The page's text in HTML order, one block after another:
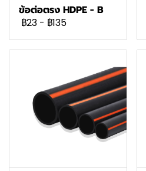
ข้อต่อตรง HDPE - B
฿23 - ฿135